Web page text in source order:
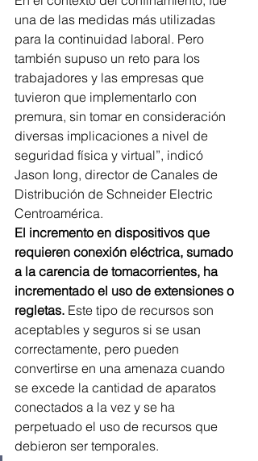
una de las medidas más utilizadas
para la continuidad laboral. Pero
también supuso un reto para los
trabajadores y las empresas que
tuvieron que implementarlo con
premura, sin tomar en consideración
diversas implicaciones a nivel de
seguridad física y virtual”, indicó
Jason Iong, director de Canales de
Distribución de Schneider Electric
Centroamérica.
El incremento en dispositivos que
requieren conexión eléctrica, sumado
a la carencia de tomacorrientes, ha
incrementado el uso de extensiones o
regletas. Este tipo de recursos son
aceptables y seguros si se usan
correctamente, pero pueden
convertirse en una amenaza cuando
se excede la cantidad de aparatos
conectados a la vez y se ha
perpetuado el uso de recursos que
debieron ser temporales.